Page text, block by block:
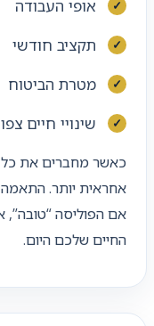
אופי העבודה
תקציב חודשי
מטרת הביטוח
שינויי חיים
כאשר מחברים את
אחראית יותר. התאמה
אם הפוליסה
החיים שלכם היום.